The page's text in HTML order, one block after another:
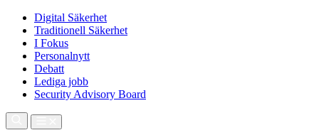
Digital Säkerhet
Traditionell Säkerhet
I Fokus
Personalnytt
Debatt
Lediga jobb
Security Advisory Board